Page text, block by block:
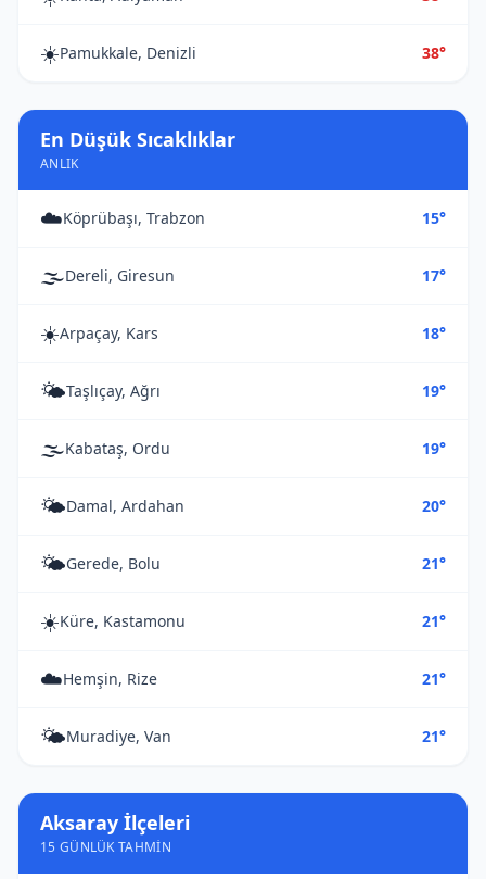
☀️Pamukkale, Denizli 38°
En Düşük Sıcaklıklar
ANLIK
☁️Köprübaşı, Trabzon 15°
🌫️Dereli, Giresun 17°
☀️Arpaçay, Kars 18°
🌤️Taşlıçay, Ağrı 19°
🌫️Kabataş, Ordu 19°
🌤️Damal, Ardahan 20°
🌤️Gerede, Bolu 21°
☀️Küre, Kastamonu 21°
☁️Hemşin, Rize 21°
🌤️Muradiye, Van 21°
Aksaray İlçeleri
15 GÜNLÜK TAHMIN